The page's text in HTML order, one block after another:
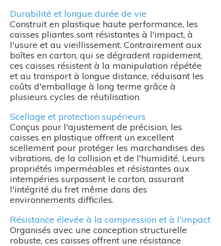
Durabilité et longue durée de vie
Construit en plastique haute performance, les
caisses pliantes sont résistantes à l'impact, à
l'usure et au vieillissement. Contrairement aux
boîtes en carton, qui se dégradent rapidement,
ces caisses résistent à la manipulation répétée
et au transport à longue distance, réduisant les
coûts d'emballage à long terme grâce à
plusieurs cycles de réutilisation.
Scellage et protection supérieurs
Conçus pour l'ajustement de précision, les
caisses en plastique offrent un excellent
scellement pour protéger les marchandises des
vibrations, de la collision et de l'humidité. Leurs
propriétés imperméables et résistantes aux
intempéries surpassent le carton, assurant
l'intégrité du fret même dans des
environnements difficiles.
Résistance élevée à la compression et à l'impact
Organisés avec une conception structurelle
robuste, ces caisses offrent une résistance